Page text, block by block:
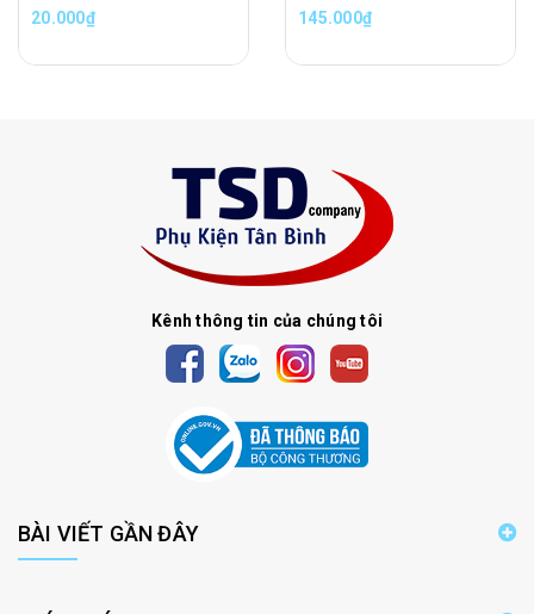
20.000₫
145.000₫
Kênh thông tin của chúng tôi
BÀI VIẾT GẦN ĐÂY